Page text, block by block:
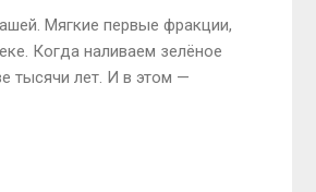
Мягкие первые фракции,
Когда наливаем зелёное
тысячи лет. И в этом —